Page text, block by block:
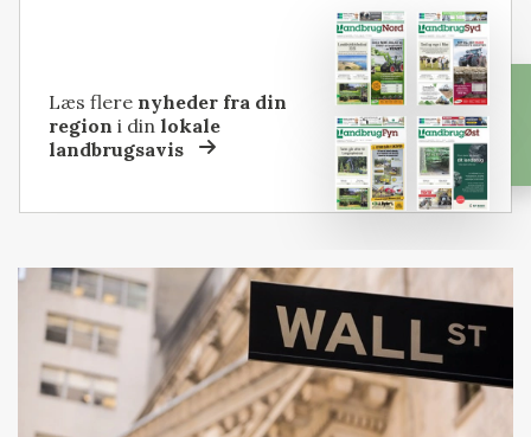
Læs flere nyheder fra din
region i dinlokale
landbrugsavis